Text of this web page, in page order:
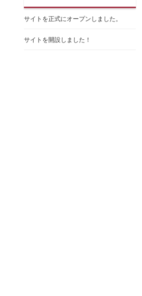
サイトを正式にオープンしました。
サイトを開設しました！